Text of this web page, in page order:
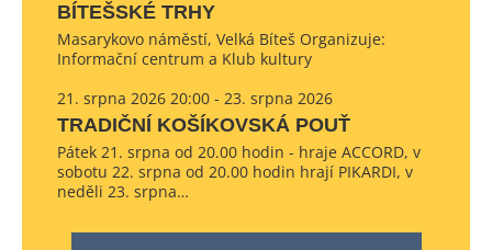
BÍTEŠSKÉ TRHY
Masarykovo náměstí, Velká Bíteš Organizuje:
Informační centrum a Klub kultury
21. srpna 2026 20:00 - 23. srpna 2026
TRADIČNÍ KOŠÍKOVSKÁ POUŤ
Pátek 21. srpna od 20.00 hodin - hraje ACCORD, v
sobotu 22. srpna od 20.00 hodin hrají PIKARDI, v
neděli 23. srpna…